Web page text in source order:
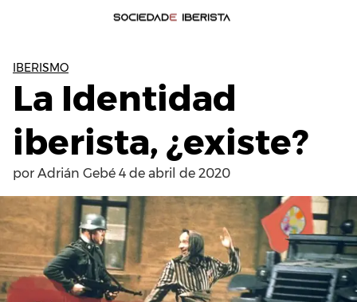
IBERISMO
La Identidad
iberista, ¿existe?
por Adrián Gebé 4 de abril de 2020